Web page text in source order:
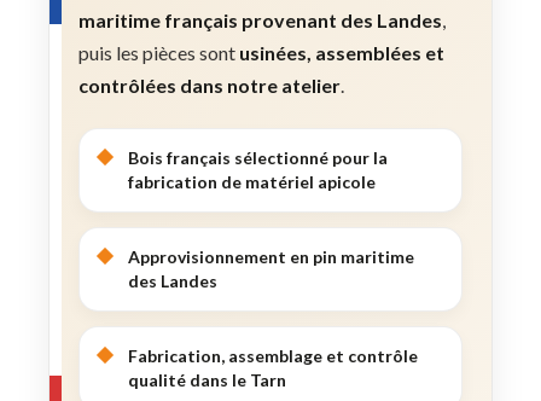
maritime français provenant des Landes
puis les pièces sont usinées, assemblées et
contrôlées dans notre atelier
Bois français sélectionné pour la
fabrication de matériel apicole
Approvisionnement en pin maritime
des Landes
Fabrication, assemblage et contrôle
qualité dans le Tarn